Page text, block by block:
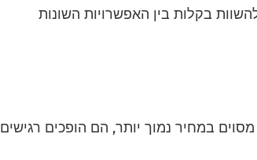
בקלות בין האפשרויות השונות
במחיר נמוך יותר, הם הופכים רגישים